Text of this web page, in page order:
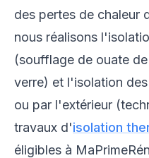
des pertes de chaleur
nous réalisons
(soufflage de ouate
verre) et l'isolation
ou par l'extérieur
travaux d'isolation
éligibles à